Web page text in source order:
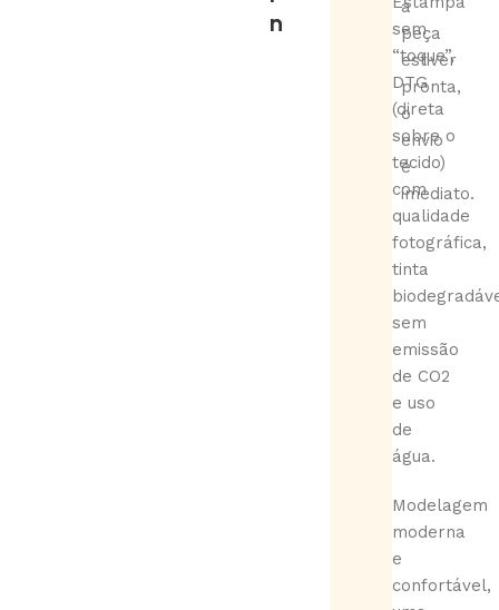
n
a
peça
estiver
pronta,
o
envio
é
imediato.
sem
“toque”,
DTG
(direta
sobre o
tecido)
com
qualidade
fotográfica,
tinta
sem
emissão
de CO2
e uso
de
água.
Modelagem
moderna
e
confortável,